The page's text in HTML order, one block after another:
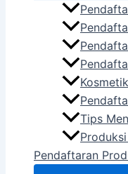
Tips
Pendaftaran